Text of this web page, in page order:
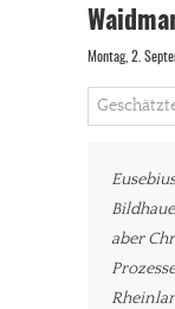
Montag, 2.
aber